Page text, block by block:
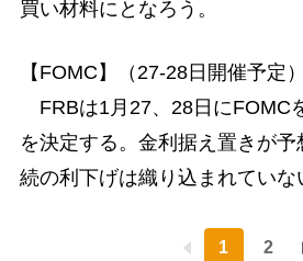
買い材料にとなろう。
【FOMC】（27-28日開催予定）
FRBは1月27、28日にFOMC
を決定する。金利据え置きが
続の利下げは織り込まれていな
1 2